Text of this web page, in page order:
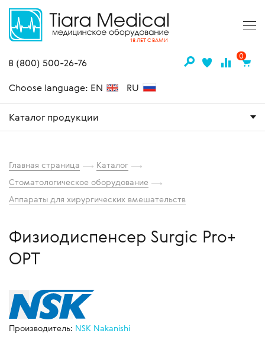
18 ЛЕТ С ВАМИ
8 (800) 500-26-76
0
Choose language: EN RU
Каталог продукции
Главная страница
Каталог
Стоматологическое оборудование
Аппараты для хирургических вмешательств
Физиодиспенсер Surgic Pro+
OPT
Производитель: NSK Nakanishi